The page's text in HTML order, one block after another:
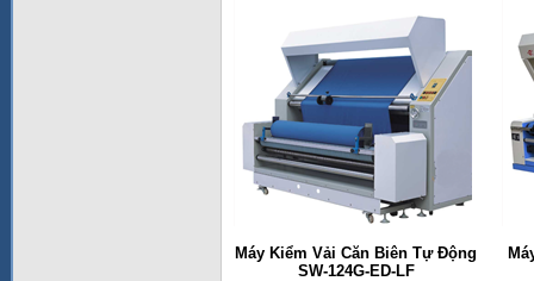
Máy Kiểm Vải Căn Biên Tự Động
SW-124G-ED-LF